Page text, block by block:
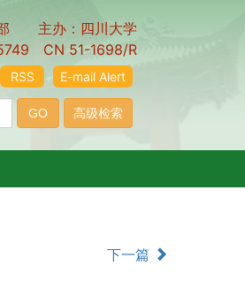
部 主办：四川大学
CN 51-1698/R
E-mail Alert
RSS
下一篇